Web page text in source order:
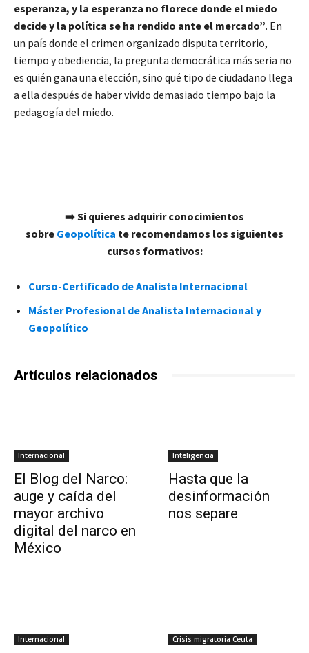
esperanza, y la esperanza no florece donde el miedo
decide y la política se ha rendido ante el mercado”. En
un país donde el crimen organizado disputa territorio,
tiempo y obediencia, la pregunta democrática más seria no
es quién gana una elección, sino qué tipo de ciudadano llega
a ella después de haber vivido demasiado tiempo bajo la
pedagogía del miedo.
➡️Si quieres adquirir conocimientos
sobre Geopolítica te recomendamos los siguientes
cursos formativos:
Curso-Certificado de Analista Internacional
Máster Profesional de Analista Internacional y
Geopolítico
Artículos relacionados
Internacional
El Blog del Narco:
auge y caída del
mayor archivo
digital del narco en
México
Inteligencia
Hasta que la
desinformación
nos separe
Internacional Crisis migratoria Ceuta